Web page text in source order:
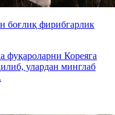
боғлиқ фирибгарлик
фуқароларни Кореяга
улардан минглаб